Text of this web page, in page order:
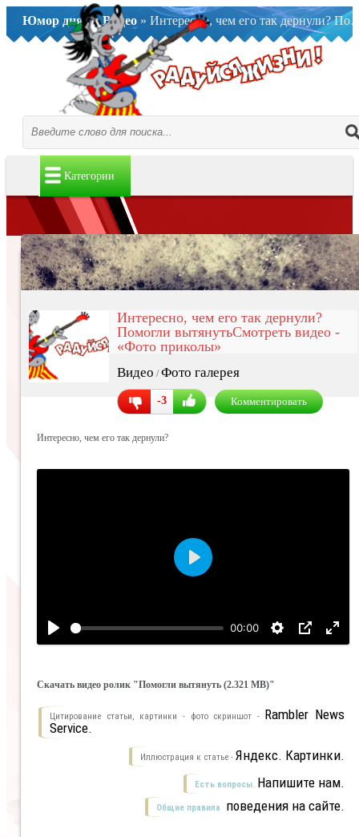
Юмор дня..»Видео » Интересно, чем его так дернули? Помогли вытянутьСмотреть видео - «Фото приколы»
Категории
Интересно, чем его так дернули?
Помогли вытянутьСмотреть видео -
«Фото приколы»
Видео /Фото галерея
-3 Комментировать
Интересно, чем его так дернули?
00:00
Воспроизвести
Скачать видео ролик "Помогли вытянуть (2.321 MB)"
Цитирование статьи, картинки - фото скриншот - Rambler News
Service.
Иллюстрация к статье - Яндекс. Картинки.
Есть вопросы. Напишите нам.
Общие правила поведения на сайте.